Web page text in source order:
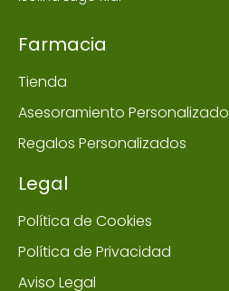
Farmacia
Tienda
Asesoramiento Personalizado
Regalos Personalizados
Legal
Política de Cookies
Política de Privacidad
Aviso Legal